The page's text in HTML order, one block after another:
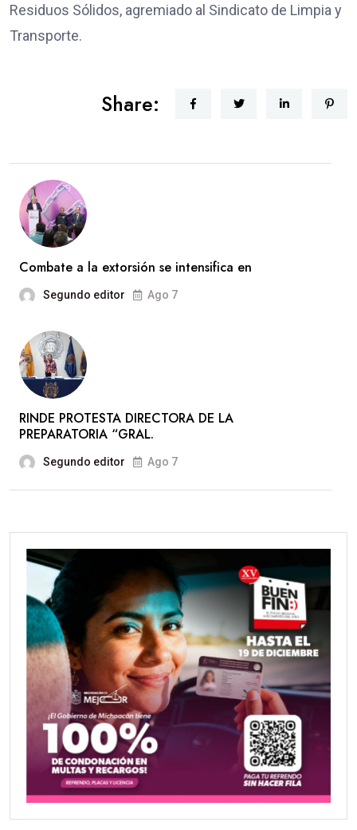
Residuos Sólidos, agremiado al Sindicato de Limpia y
Transporte.
Share:
Combate a la extorsión se intensifica en
Segundo editor Ago 7
RINDE PROTESTA DIRECTORA DE LA
PREPARATORIA “GRAL.
Segundo editor Ago 7